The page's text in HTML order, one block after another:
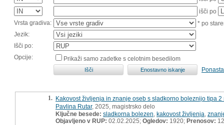
išči po
Vrsta gradiva:
* po
Jezik:
Išči po:
Opcije:
Prikaži samo zadetke s celotnim besedilom
1. Kakovost življenja in znanje oseb s sladkorno boleznijo tipa
Pavlina Rutar, 2025, magistrsko delo
Ključne besede: sladkorna bolezen kakovost življenja
Objavljeno v RUP: 02.02.2025; Ogledov: 1920; Prenosov: